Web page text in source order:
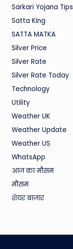
Sarkari Yojana Tips
Satta King
SATTA MATKA
Silver Price
Silver Rate
Silver Rate Today
Technology
Utility
Weather UK
Weather Update
Weather US
WhatsApp
आज का मौसम
मौसम
शेयर बाजार